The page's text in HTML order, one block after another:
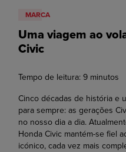
MARCA
Uma viagem ao
Civic
Tempo de leitura: 9 minutos
Cinco décadas de história e
para sempre: as gerações
no nosso dia a dia.
Honda Civic mantém-se fiel
icónico, cada vez mais